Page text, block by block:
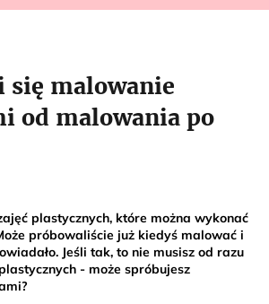
się malowanie
od malowania po
plastycznych, które można wykonać
próbowaliście już kiedyś malować i
Jeśli tak, to nie musisz od razu
- może spróbujesz